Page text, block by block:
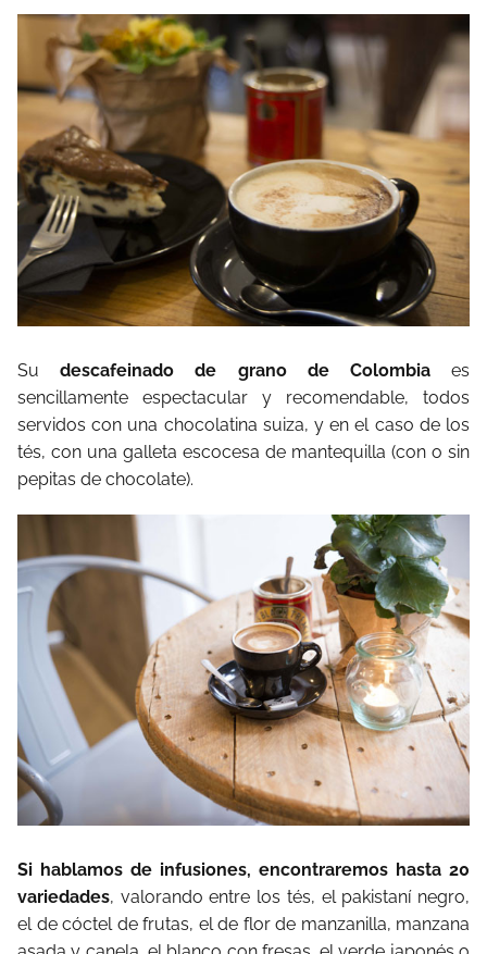
Sudescafeinado de grano de Colombiaes
sencillamente espectacular y recomendable, todos
servidos con una chocolatina suiza, y en el caso de los
tés, con una galleta escocesa de mantequilla (con o sin
pepitas de chocolate).
Si hablamos de infusiones, encontraremos hasta 20
variedades, valorando entre los tés, el pakistaní negro,
el de cóctel de frutas, el de flor de manzanilla, manzana